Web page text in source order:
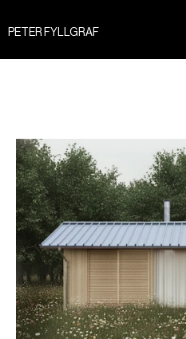
PETER FYLLGRAF